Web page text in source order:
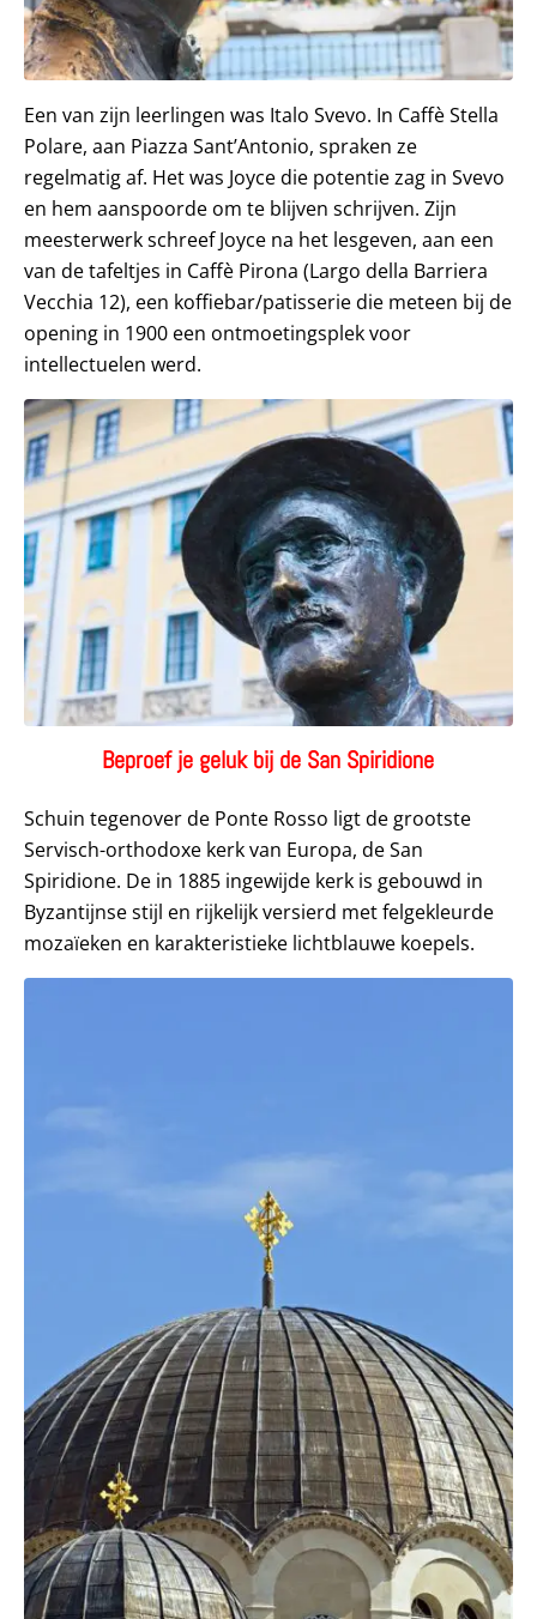
Een van zijn leerlingen was Italo Svevo. In Caffè Stella
Polare, aan Piazza Sant’Antonio, spraken ze
regelmatig af. Het was Joyce die potentie zag in Svevo
en hem aanspoorde om te blijven schrijven. Zijn
meesterwerk schreef Joyce na het lesgeven, aan een
van de tafeltjes in Caffè Pirona (Largo della Barriera
Vecchia 12), een koffiebar/patisserie die meteen bij de
opening in 1900 een ontmoetingsplek voor
intellectuelen werd.
Beproef je geluk bij de San Spiridione
Schuin tegenover de Ponte Rosso ligt de grootste
Servisch-orthodoxe kerk van Europa, de San
Spiridione. De in 1885 ingewijde kerk is gebouwd in
Byzantijnse stijl en rijkelijk versierd met felgekleurde
mozaïeken en karakteristieke lichtblauwe koepels.